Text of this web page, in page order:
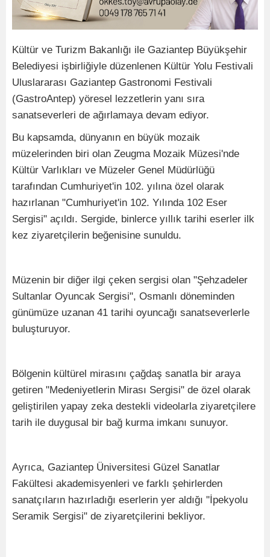
Kültür ve Turizm Bakanlığı ile Gaziantep Büyükşehir
Belediyesi işbirliğiyle düzenlenen Kültür Yolu Festivali
Uluslararası Gaziantep Gastronomi Festivali
(GastroAntep) yöresel lezzetlerin yanı sıra
sanatseverleri de ağırlamaya devam ediyor.
Bu kapsamda, dünyanın en büyük mozaik
müzelerinden biri olan Zeugma Mozaik Müzesi'nde
Kültür Varlıkları ve Müzeler Genel Müdürlüğü
tarafından Cumhuriyet'in 102. yılına özel olarak
hazırlanan "Cumhuriyet'in 102. Yılında 102 Eser
Sergisi" açıldı. Sergide, binlerce yıllık tarihi eserler ilk
kez ziyaretçilerin beğenisine sunuldu.
Müzenin bir diğer ilgi çeken sergisi olan "Şehzadeler
Sultanlar Oyuncak Sergisi", Osmanlı döneminden
günümüze uzanan 41 tarihi oyuncağı sanatseverlerle
buluşturuyor.
Bölgenin kültürel mirasını çağdaş sanatla bir araya
getiren "Medeniyetlerin Mirası Sergisi" de özel olarak
geliştirilen yapay zeka destekli videolarla ziyaretçilere
tarih ile duygusal bir bağ kurma imkanı sunuyor.
Ayrıca, Gaziantep Üniversitesi Güzel Sanatlar
Fakültesi akademisyenleri ve farklı şehirlerden
sanatçıların hazırladığı eserlerin yer aldığı "İpekyolu
Seramik Sergisi" de ziyaretçilerini bekliyor.